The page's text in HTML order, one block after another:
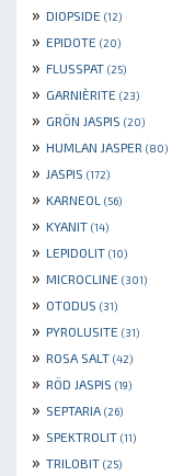
» DIOPSIDE (12)
» EPIDOTE (20)
» FLUSSPAT (25)
» GARNIÈRITE (23)
» GRÖN JASPIS (20)
» HUMLAN JASPER (80)
» JASPIS (172)
» KARNEOL (56)
» KYANIT (14)
» LEPIDOLIT (10)
» MICROCLINE (301)
» OTODUS (31)
» PYROLUSITE (31)
» ROSA SALT (42)
» RÖD JASPIS (19)
» SEPTARIA (26)
» SPEKTROLIT (11)
» TRILOBIT (25)